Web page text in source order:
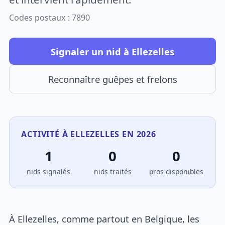
Codes postaux : 7890
Signaler un nid à Ellezelles
Reconnaître guêpes et frelons
ACTIVITÉ À ELLEZELLES EN 2026
1
nids signalés
0
nids traités
0
pros disponibles
À Ellezelles, comme partout en Belgique, les